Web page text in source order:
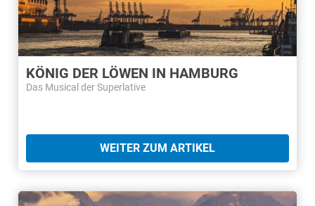
KÖNIG DER LÖWEN IN HAMBURG
Das Musical der Superlative
WEITER ZUM ARTIKEL